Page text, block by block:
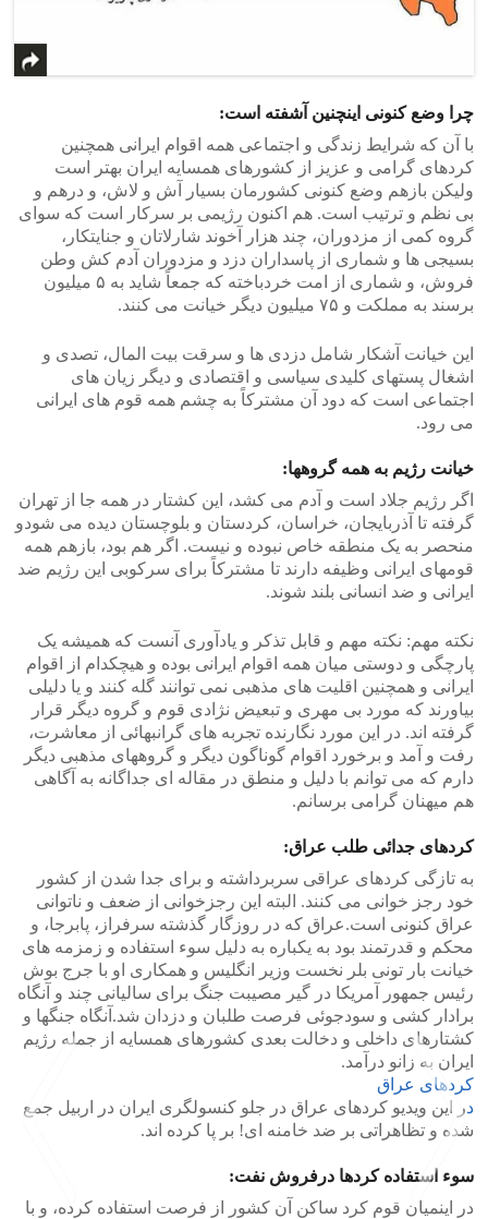
چرا وضع کنونی اینچنین آشفته است:
با آن که شرایط زندگی و اجتماعی همه اقوام ایرانی همچنین
کردهای گرامی و عزیز از کشورهای همسایه ایران بهتر است
ولیکن بازهم وضع کنونی کشورمان بسیار آش و لاش، و درهم و
بی نظم و ترتیب است. هم اکنون رژیمی بر سرکار است که سوای
گروه کمی از مزدوران، چند هزار آخوند شارلاتان و جنایتکار،
بسیجی ها و شماری از پاسداران دزد و مزدوران آدم کش وطن
فروش، و شماری از امت خردباخته که جمعاً شاید به ۵ میلیون
برسند به مملکت و ۷۵ میلیون دیگر خیانت می کنند.
این خیانت آشکار شامل دزدی ها و سرقت بیت المال، تصدی و
اشغال پستهای کلیدی سیاسی و اقتصادی و دیگر زیان های
اجتماعی است که دود آن مشترکاً به چشم همه قوم های ایرانی
می رود.
خیانت رژیم به همه گروهها:
اگر رژیم جلاد است و آدم می کشد، این کشتار در همه جا از تهران
گرفته تا آذربایجان، خراسان، کردستان و بلوچستان دیده می شودو
منحصر به یک منطقه خاص نبوده و نیست. اگر هم بود، بازهم همه
قومهای ایرانی وظیفه دارند تا مشترکاً برای سرکوبی این رژیم ضد
ایرانی و ضد انسانی بلند شوند.
نکته مهم: نکته مهم و قابل تذکر و یادآوری آنست که همیشه یک
پارچگی و دوستی میان همه اقوام ایرانی بوده و هیچکدام از اقوام
ایرانی و همچنین اقلیت های مذهبی نمی توانند گله کنند و یا دلیلی
بیاورند که مورد بی مهری و تبعیض نژادی قوم و گروه دیگر قرار
گرفته اند. در این مورد نگارنده تجربه های گرانبهائی از معاشرت،
رفت و آمد و برخورد اقوام گوناگون دیگر و گروههای مذهبی دیگر
دارم که می توانم با دلیل و منطق در مقاله ای جداگانه به آگاهی
هم میهنان گرامی برسانم.
کردهای جدائی طلب عراق:
به تازگی کردهای عراقی سربرداشته و برای جدا شدن از کشور
خود رجز خوانی می کنند. البته این رجزخوانی از ضعف و ناتوانی
عراق کنونی است.عراق که در روزگار گذشته سرفراز، پابرجا، و
محکم و قدرتمند بود به یکباره به دلیل سوء استفاده و زمزمه های
خیانت بار تونی بلر نخست وزیر انگلیس و همکاری او با جرج بوش
رئیس جمهور آمریکا در گیر مصیبت جنگ برای سالیانی چند و آنگاه
برادار کشی و سودجوئی فرصت طلبان و دزدان شد.آنگاه جنگها و
کشتارهای داخلی و دخالت بعدی کشورهای همسایه از جمله رژیم
ایران به زانو درآمد.
کردهای عراق
در این ویدیو کردهای عراق در جلو کنسولگری ایران در اربیل جمع
شده و تظاهراتی بر ضد خامنه ای! بر پا کرده اند.
سوء استفاده کردها درفروش نفت:
در اینمیان قوم کرد ساکن آن کشور از فرصت استفاده کرده، و با